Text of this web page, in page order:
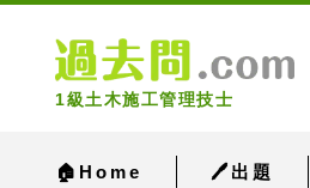
1級土木施工管理技士
🏠Home 🖊出題